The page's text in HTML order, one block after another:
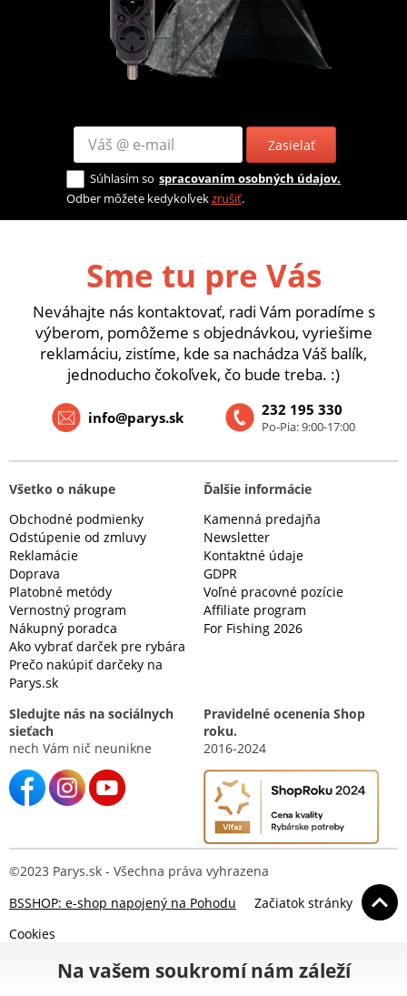
Zasielať
Súhlasím so spracovaním osobných údajov.
Odber môžete kedykoľvekzrušiť.
Sme tu pre Vás
Neváhajte nás kontaktovať, radi Vám poradíme s
výberom, pomôžeme s objednávkou, vyriešime
reklamáciu, zistíme, kde sa nachádza Váš balík,
jednoducho čokoľvek, čo bude treba. :)
232 195 330
Po-Pia: 9:00-17:00
info@parys.sk
Všetko o nákupe
Obchodné podmienky
Odstúpenie od zmluvy
Reklamácie
Doprava
Platobné metódy
Vernostný program
Nákupný poradca
Ako vybrať darček pre rybára
Prečo nakúpiť darčeky na
Parys.sk
Ďalšie informácie
Kamenná predajňa
Newsletter
Kontaktné údaje
GDPR
Voľné pracovné pozície
Affiliate program
For Fishing 2026
Sledujte nás na sociálnych
sieťach
nech Vám nič neunikne
Pravidelné ocenenia Shop
roku.
2016-2024
©2023 Parys.sk - Všechna práva vyhrazena
BSSHOP: e-shop napojený na Pohodu
Začiatok stránky
Cookies
Na vašem soukromí nám záleží